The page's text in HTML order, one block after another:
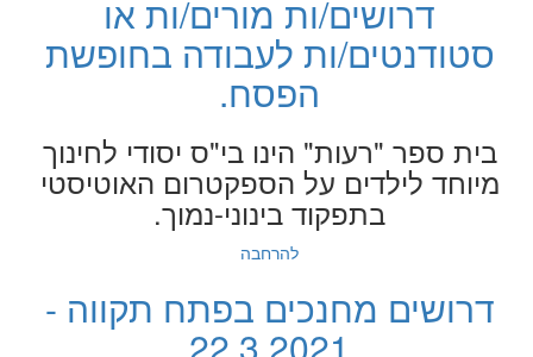
דרושים/ות מורים/ות או
סטודנטים/ות לעבודה בחופשת
הפסח.
בית ספר "רעות" הינו בי"ס יסודי לחינוך
מיוחד לילדים על הספקטרום האוטיסטי
בתפקוד בינוני-נמוך.
להרחבה
דרושים מחנכים בפתח תקווה -